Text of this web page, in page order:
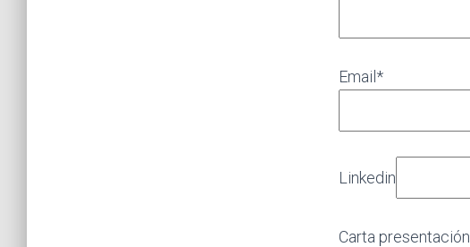
Email*
Linkedin
Carta presentación